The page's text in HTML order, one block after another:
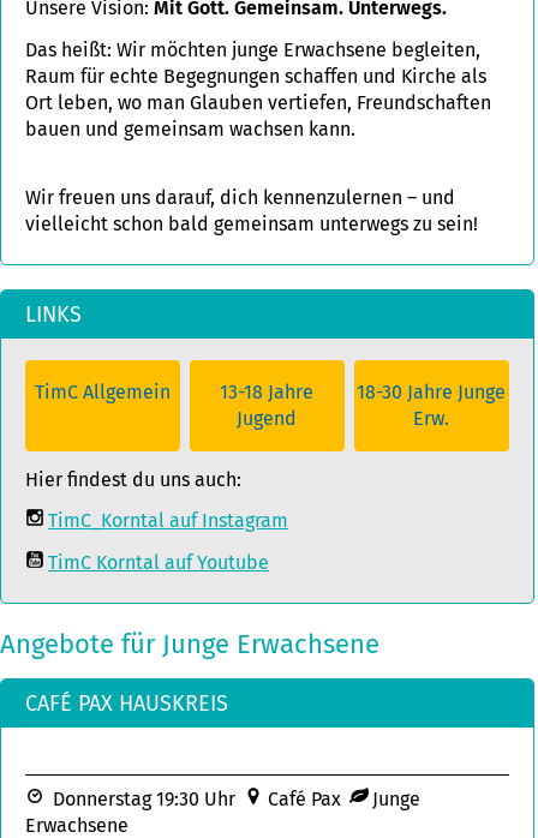
Unsere Vision: Mit Gott. Gemeinsam. Unterwegs.
Das heißt: Wir möchten junge Erwachsene begleiten,
Raum für echte Begegnungen schaffen und Kirche als
Ort leben, wo man Glauben vertiefen, Freundschaften
bauen und gemeinsam wachsen kann.
Wir freuen uns darauf, dich kennenzulernen – und
vielleicht schon bald gemeinsam unterwegs zu sein!
LINKS
TimC Allgemein
13-18 Jahre
Jugend
18-30 Jahre Junge
Erw.
Hier findest du uns auch:
TimC_Korntal auf Instagram
TimC Korntal auf Youtube
Angebote für Junge Erwachsene
CAFÉ PAX HAUSKREIS
Donnerstag 19:30 Uhr Café Pax
Junge
Erwachsene